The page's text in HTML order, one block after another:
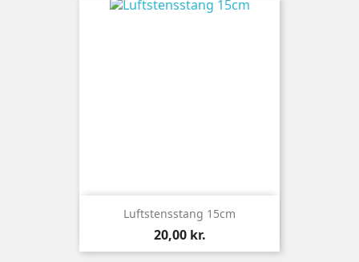
Luftstensstang 15cm
Pris
20,00 kr.